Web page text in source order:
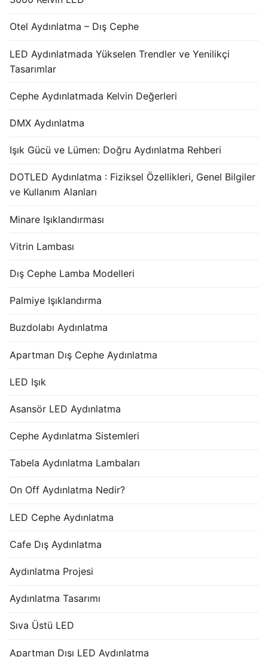
Otel Aydınlatma – Dış Cephe
LED Aydınlatmada Yükselen Trendler ve Yenilikçi
Tasarımlar
Cephe Aydınlatmada Kelvin Değerleri
DMX Aydınlatma
Işık Gücü ve Lümen: Doğru Aydınlatma Rehberi
DOTLED Aydınlatma : Fiziksel Özellikleri, Genel Bilgiler
ve Kullanım Alanları
Minare Işıklandırması
Vitrin Lambası
Dış Cephe Lamba Modelleri
Palmiye Işıklandırma
Buzdolabı Aydınlatma
Apartman Dış Cephe Aydınlatma
LED Işık
Asansör LED Aydınlatma
Cephe Aydınlatma Sistemleri
Tabela Aydınlatma Lambaları
On Off Aydınlatma Nedir?
LED Cephe Aydınlatma
Cafe Dış Aydınlatma
Aydınlatma Projesi
Aydınlatma Tasarımı
Sıva Üstü LED
Apartman Dışı LED Aydınlatma